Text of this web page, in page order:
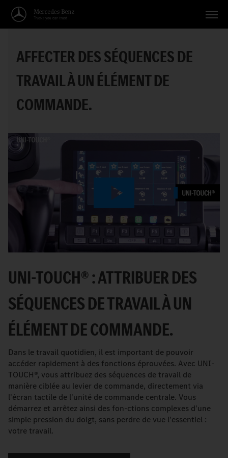
Applications
Thèmes
Service
AFFECTER DES SÉQUENCES DE
TRAVAIL À UN ÉLÉMENT DE
COMMANDE.
Play
Video
UNI-TOUCH® : ATTRIBUER DES
SÉQUENCES DE TRAVAIL À UN
ÉLÉMENT DE COMMANDE.
Dans le travail quotidien, il est important de pouvoir
accéder rapidement à des fonctions éprouvées. Avec UNI-
TOUCH®, vous attribuez des séquences de travail de
manière ciblée au levier de commande, directement via
l'écran tactile de l'unité de commande centrale. Vous
démarrez et arrêtez ainsi des fon-ctions complexes d'une
simple pression du doigt, sans perdre de vue l'essentiel :
votre travail.